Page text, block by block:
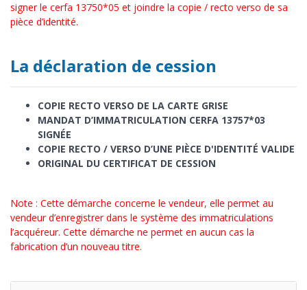
signer le cerfa 13750*05 et joindre la copie / recto verso de sa
pièce d’identité.
La déclaration de cession
COPIE RECTO VERSO DE LA CARTE GRISE
MANDAT D’IMMATRICULATION CERFA 13757*03
SIGNÉE
COPIE RECTO / VERSO D’UNE PIÈCE D'IDENTITÉ VALIDE
ORIGINAL DU CERTIFICAT DE CESSION
Note : Cette démarche concerne le vendeur, elle permet au
vendeur d’enregistrer dans le système des immatriculations
l’acquéreur. Cette démarche ne permet en aucun cas la
fabrication d’un nouveau titre.